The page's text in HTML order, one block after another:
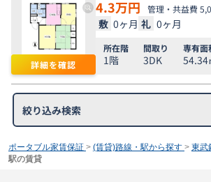
詳細を確認
4.3万円 管理・共益費
敷 0ヶ月 礼 0ヶ月
所在階
1階
間取り
3DK
専有面
54.34
絞り込み検索
ポータブル家賃保証 > (賃貸)路線・駅から探す > 東武
駅の賃貸